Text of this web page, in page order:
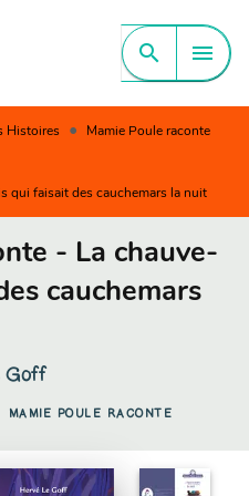
CONTENU search menu
Histoires • Mamie Poule raconte
qui faisait des cauchemars la nuit
- La chauve-
cauchemars
Goff
MAMIE POULE RACONTE